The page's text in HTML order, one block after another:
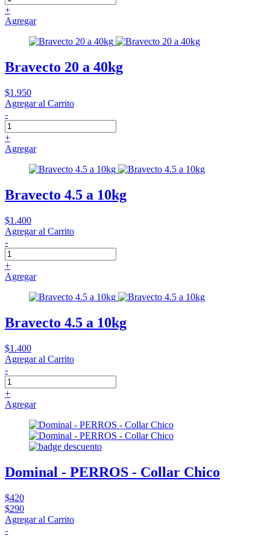
+
Agregar
Bravecto 20 a 40kg
$1.950
Agregar al Carrito
-
+
Agregar
Bravecto 4.5 a 10kg
$1.400
Agregar al Carrito
-
+
Agregar
Bravecto 4.5 a 10kg
$1.400
Agregar al Carrito
-
+
Agregar
Dominal - PERROS - Collar Chico
$420
$290
Agregar al Carrito
-